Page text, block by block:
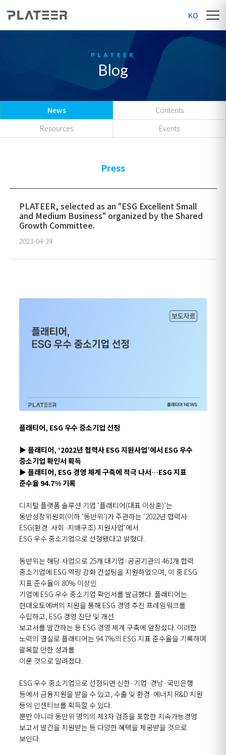
KO
Blog
News
Contents
Resources
Events
Press
PLATEER, selected as an "ESG Excellent Small
and Medium Business" organized by the Shared
Growth Committee.
2023-04-24
플래티어, ESG 우수 중소기업 선정
▶ 플래티어, ‘2022년 협력사 ESG지원사업’에서 ESG 우수
중소기업 확인서 획득
▶ 플래티어, ESG 경영 체계 구축에 적극 나서…ESG지표
준수율 94.7% 기록
디지털 플랫폼 솔루션 기업 ‘플래티어(대표 이상훈)’는
동반성장위원회(이하 ‘동반위’)가 주관하는 ‘2022년 협력사
ESG(환경·사회·지배구조) 지원사업’에서
ESG 우수 중소기업으로 선정됐다고 밝혔다.
동반위는 해당 사업으로 25개 대기업·공공기관의 461개 협력
중소기업에 ESG 역량강화 컨설팅을 지원하였으며, 이 중 ESG
지표 준수율이 80% 이상인
기업에 ESG 우수 중소기업 확인서를 발급했다. 플래티어는
현대오토에버의 지원을 통해 ESG 경영 추진 프레임워크를
수립하고, ESG 경영 진단 및 개선
보고서를 발간하는 등 ESG 경영 체계 구축에 앞장섰다. 이러한
노력의 결실로 플래티어는 94.7%의 ESG 지표 준수율을 기록하며
괄목할 만한 성과를
이룬 것으로 알려졌다.
ESG 우수 중소기업으로 선정되면 신한·기업·경남·국민은행
등에서 금융지원을 받을 수 있고, 수출 및 환경·에너지 R&D 지원
등의 인센티브를 획득할 수 있다.
뿐만 아니라동반위 명의의 제3자 검증을 포함한 지속가능경영
보고서 발간을 지원받는 등 다양한 혜택을 제공받을 것으로
보인다.